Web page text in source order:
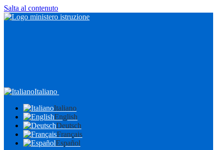
Salta al contenuto
Italiano
Italiano
English
Deutsch
Français
Español